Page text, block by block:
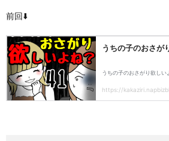
前回⬇️